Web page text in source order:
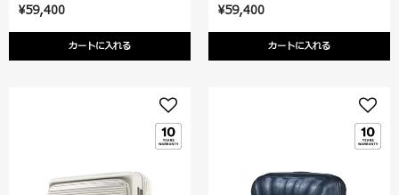
¥59,400
カートに入れる
¥59,400
カートに入れる